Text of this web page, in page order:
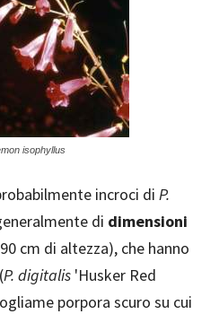
isophyllus
incroci di P.
di dimensioni
cm di altezza), che hanno
P. digitalis 'Husker Red
porpora scuro su cui